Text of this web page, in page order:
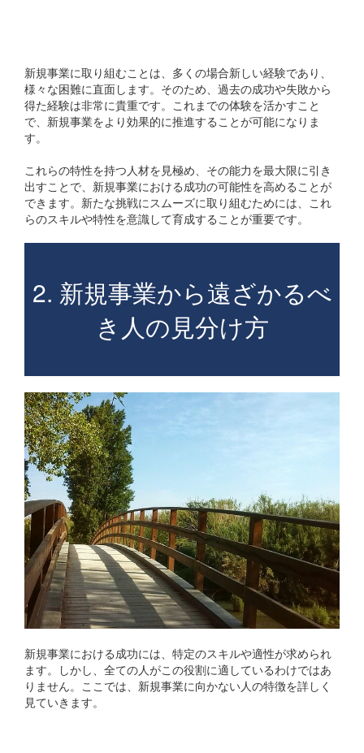
新規事業に取り組むことは、多くの場合新しい経験であり、
様々な困難に直面します。そのため、過去の成功や失敗から
得た経験は非常に貴重です。これまでの体験を活かすこと
で、新規事業をより効果的に推進することが可能になりま
す。
これらの特性を持つ人材を見極め、その能力を最大限に引き
出すことで、新規事業における成功の可能性を高めることが
できます。新たな挑戦にスムーズに取り組むためには、これ
らのスキルや特性を意識して育成することが重要です。
2. 新規事業から遠ざかるべ
き人の見分け方
新規事業における成功には、特定のスキルや適性が求められ
ます。しかし、全ての人がこの役割に適しているわけではあ
りません。ここでは、新規事業に向かない人の特徴を詳しく
見ていきます。